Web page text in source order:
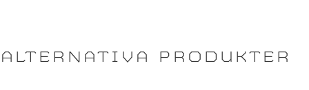
ALTERNATIVA PRODUKTER